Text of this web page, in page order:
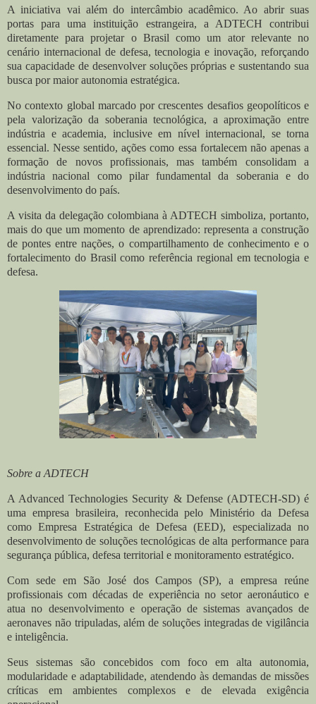
A iniciativa vai além do intercâmbio acadêmico. Ao abrir suas
portas para uma instituição estrangeira, a ADTECH contribui
diretamente para projetar o Brasil como um ator relevante no
cenário internacional de defesa, tecnologia e inovação, reforçando
sua capacidade de desenvolver soluções próprias e sustentando sua
busca por maior autonomia estratégica.
No contexto global marcado por crescentes desafios geopolíticos e
pela valorização da soberania tecnológica, a aproximação entre
indústria e academia, inclusive em nível internacional, se torna
essencial. Nesse sentido, ações como essa fortalecem não apenas a
formação de novos profissionais, mas também consolidam a
indústria nacional como pilar fundamental da soberania e do
desenvolvimento do país.
A visita da delegação colombiana à ADTECH simboliza, portanto,
mais do que um momento de aprendizado: representa a construção
de pontes entre nações, o compartilhamento de conhecimento e o
fortalecimento do Brasil como referência regional em tecnologia e
defesa.
Sobre a ADTECH
A Advanced Technologies Security & Defense (ADTECH-SD) é
uma empresa brasileira, reconhecida pelo Ministério da Defesa
como Empresa Estratégica de Defesa (EED), especializada no
desenvolvimento de soluções tecnológicas de alta performance para
segurança pública, defesa territorial e monitoramento estratégico.
Com sede em São José dos Campos (SP), a empresa reúne
profissionais com décadas de experiência no setor aeronáutico e
atua no desenvolvimento e operação de sistemas avançados de
aeronaves não tripuladas, além de soluções integradas de vigilância
e inteligência.
Seus sistemas são concebidos com foco em alta autonomia,
modularidade e adaptabilidade, atendendo às demandas de missões
críticas em ambientes complexos e de elevada exigência